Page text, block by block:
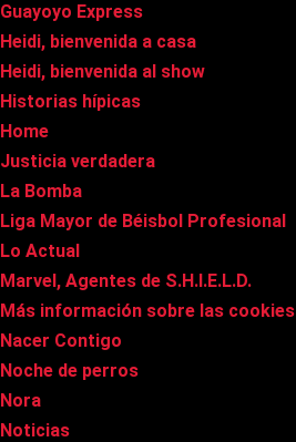
Guayoyo Express
Heidi, bienvenida a casa
Heidi, bienvenida al show
Historias hípicas
Home
Justicia verdadera
La Bomba
Liga Mayor de Béisbol Profesional
Lo Actual
Marvel, Agentes de S.H.I.E.L.D.
Más información sobre las cookies
Nacer Contigo
Noche de perros
Nora
Noticias